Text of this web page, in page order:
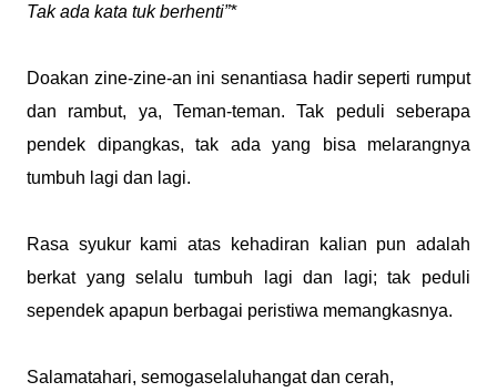
Tak ada kata tuk berhenti”*
Doakan zine-zine-an ini senantiasa hadir seperti rumput
dan rambut, ya, Teman-teman. Tak peduli seberapa
pendek dipangkas, tak ada yang bisa melarangnya
tumbuh lagi dan lagi.
Rasa syukur kami atas kehadiran kalian pun adalah
berkat yang selalu tumbuh lagi dan lagi; tak peduli
sependek apapun berbagai peristiwa memangkasnya.
Salamatahari, semogaselaluhangat dan cerah,